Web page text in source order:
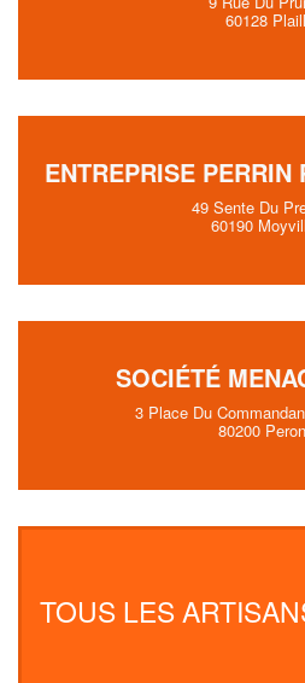
60128
ENTREPRISE
49 Sente Du
60190
SOCIÉTÉ
3 Place Du
80200
TOUS LES